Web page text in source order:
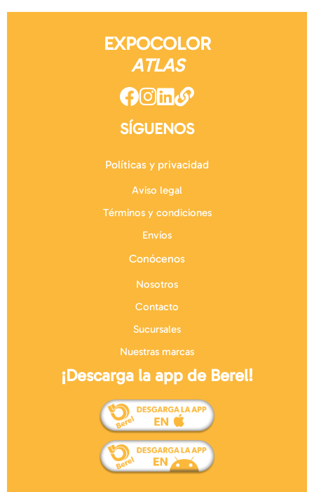
EXPOCOLOR
ATLAS
SÍGUENOS
Políticas y privacidad
Aviso legal
Términos y condiciones
Envíos
Conócenos
Nosotros
Contacto
Sucursales
Nuestras marcas
¡Descarga la app de Berel!